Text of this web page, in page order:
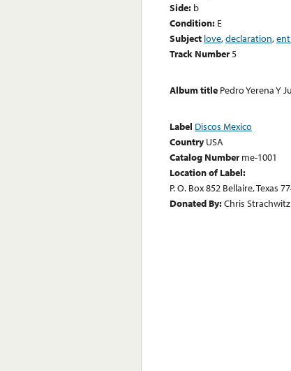
Side: b
Condition: E
Subject love,declaration,
Track Number5
Album title Pedro Yerena Y
Label Discos Mexico
Country USA
Catalog Number me-1001
Location of Label:
P. O. Box 852 Bellaire, Texas
Donated By:Chris Strachwitz